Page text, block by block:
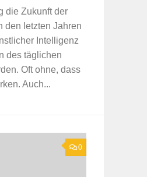
die Zukunft der
den letzten Jahren
Intelligenz
des täglichen
Oft ohne, dass
Auch...
0